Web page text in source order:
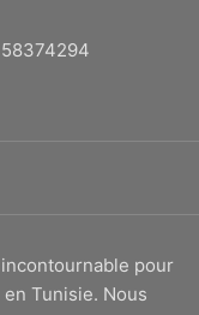
pour
Tunisie. Nous